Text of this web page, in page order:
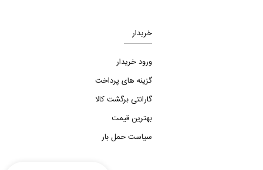
خریدار
ورود خریدار
گزینه های پرداخت
گارانتی برگشت کالا
بهترین قیمت
سیاست حمل بار